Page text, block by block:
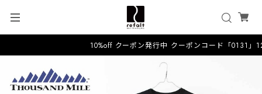
10%off クーポン発行中 クーポンコード「0131」